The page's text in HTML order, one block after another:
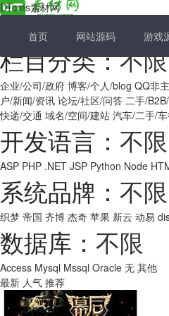
DTcms素材网
首页 网站源码 游戏
栏目分类：不限
企业/公司/政府 博客/个人/blog QQ非
户/新闻/资讯 论坛/社区/问答 二手/
快递/交通 域名/空间/建站 汽车/二手/
开发语言： 不限
ASP PHP .NET JSP Python Node
系统品牌： 不限
织梦 帝国 齐博 杰奇 苹果 新云 动易
数据库： 不限
Access Mysql Mssql Oracle 无 其他
最新 人气 推荐